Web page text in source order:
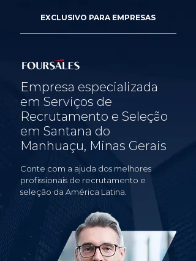
EXCLUSIVO PARA EMPRESAS
Empresa especializada
em Serviços de
Recrutamento e Seleção
em Santana do
Manhuaçu, Minas Gerais
Conte com a ajuda dos melhores
profissionais de recrutamento e
seleção da América Latina.